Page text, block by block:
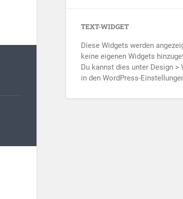
TEXT-WIDGET
Diese Widgets werden
keine eigenen Widgets
Du kannst dies unter Design >
in den WordPress-